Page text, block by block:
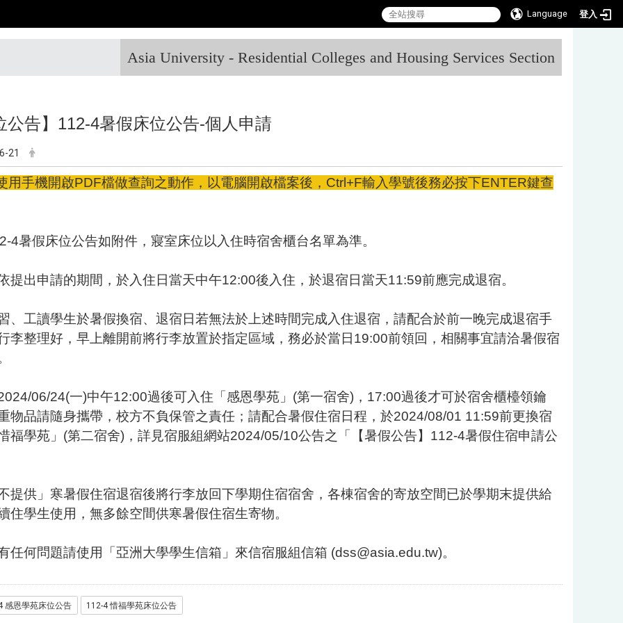
Language 登入
Asia University - Residential Colleges and Housing Services Section
公告】112-4暑假床位公告-個人申請
21
用手機開啟PDF檔做查詢之動作，以電腦開啟檔案後，Ctrl+F輸入學號後務必按下ENTER鍵查
4暑假床位公告如附件， 寢室床位以入住時宿舍櫃台名單為準。
提出申請的期間，於入住日當天中午12:00後入住，於退宿日當天11:59前應完成退宿。
、工讀學生於暑假換宿、退宿日若無法於上述時間完成入住退宿，請配合於前一晚完成退宿手
李整理好，早上離開前將行李放置於指定區域，務必於當日19:00前領回，相關事宜請洽暑假宿
06/24(一)中午12:00過後可入住「感恩學苑」(第一宿舍)，17:00過後才可於宿舍櫃檯領鑰
物品請隨身攜帶，校方不負保管之責任；請配合暑假住宿日程，於2024/08/01 11:59前更換宿
福學苑」(第二宿舍)，詳見宿服組網站2024/05/10公告之「【暑假公告】112-4暑假住宿申請公
提供」寒暑假住宿退宿後將行李放回下學期住宿宿舍，各棟宿舍的寄放空間已於學期末提供給
住學生使用，無多餘空間供寒暑假住宿生寄物。
任何問題請使用「亞洲大學學生信箱」來信宿服組信箱 (dss@asia.edu.tw)。
感恩學苑床位公告 112-4 惜福學苑床位公告